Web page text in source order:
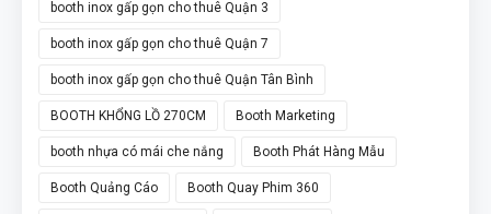
booth inox gấp gọn cho thuê Quận 3
booth inox gấp gọn cho thuê Quận 7
booth inox gấp gọn cho thuê Quận Tân Bình
BOOTH KHỔNG LỒ 270CM Booth Marketing
booth nhựa có mái che nắng Booth Phát Hàng Mẫu
Booth Quảng Cáo Booth Quay Phim 360